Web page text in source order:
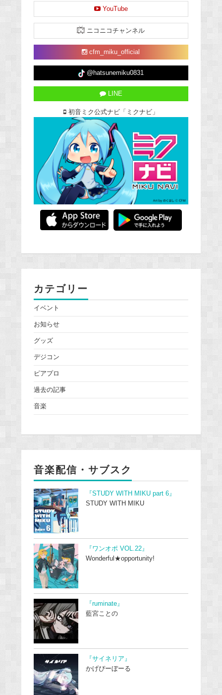
YouTube
ニコニコチャンネル
cfm_miku_official
@hatsunemiku0831
LINE
初音ミク公式ナビ「ミクナビ」
カテゴリー
イベント
お知らせ
グッズ
デジコン
ピアプロ
過去の記事
音楽
音楽配信・サブスク
『STUDY WITH MIKU part 6』
STUDY WITH MIKU
『ワンオポ VOL.22』
Wonderful★opportunity!
『ruminate』
藍宮ことの
『サイネリア』
かげぴーぼーる